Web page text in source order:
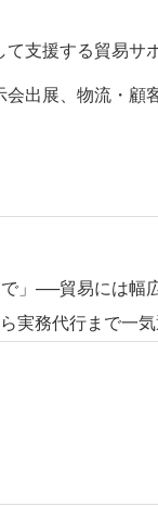
支援する貿易サ
会出展、物流・顧
で」──貿易には幅
実務代行まで一